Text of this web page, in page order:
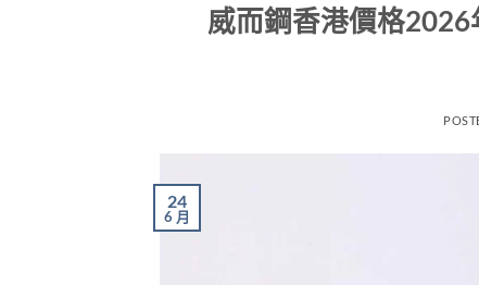
威而鋼香港價格
24
6 月